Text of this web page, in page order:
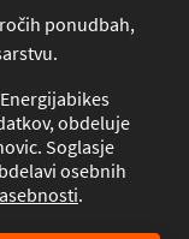
ponudbah,
obdeluje
Soglasje
osebnih
.